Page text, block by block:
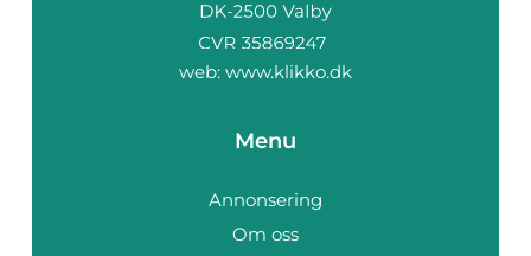
web: www.klikko.dk
Menu
Annonsering
Om oss